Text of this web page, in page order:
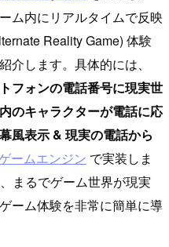
ム内にリアルタイムで反映
Reality Game) 体験
介します。具体的には、
フォンの電話番号に現実世
のキャラクターが電話に応
風表示 & 現実の電話から
ームエンジン で実装しま
まるでゲーム世界が現実
ーム体験を非常に簡単に導